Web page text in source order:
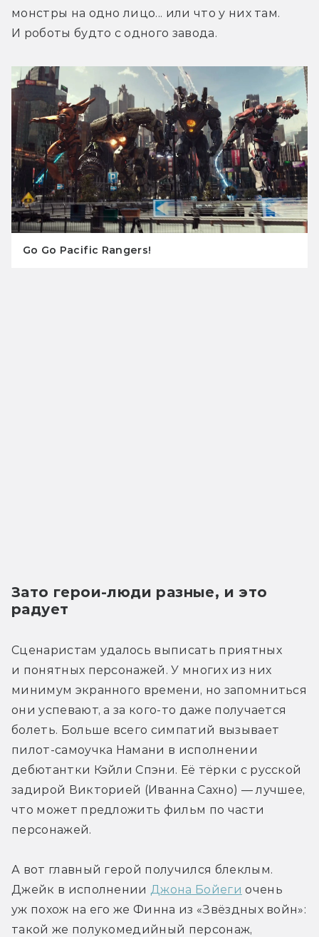
монстры на одно лицо... или что у них там.
И роботы будто с одного завода.
Go Go Pacific Rangers!
Зато герои-люди разные, и это
радует
Сценаристам удалось выписать приятных
и понятных персонажей. У многих из них
минимум экранного времени, но запомниться
они успевают, а за кого-то даже получается
болеть. Больше всего симпатий вызывает
пилот-самоучка Намани в исполнении
дебютантки Кэйли Спэни. Её тёрки с русской
задирой Викторией (Иванна Сахно) — лучшее,
что может предложить фильм по части
персонажей.
А вот главный герой получился блеклым.
Джейк в исполнении Джона Бойеги очень
уж похож на его же Финна из «Звёздных войн»:
такой же полукомедийный персонаж,